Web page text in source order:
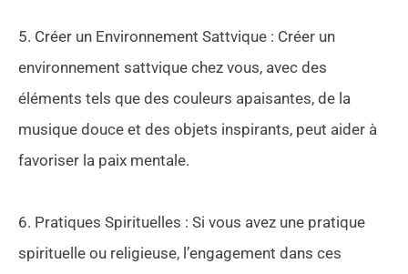
5. Créer un Environnement Sattvique : Créer un
environnement sattvique chez vous, avec des
éléments tels que des couleurs apaisantes, de la
musique douce et des objets inspirants, peut aider à
favoriser la paix mentale.
6. Pratiques Spirituelles : Si vous avez une pratique
spirituelle ou religieuse, l’engagement dans ces